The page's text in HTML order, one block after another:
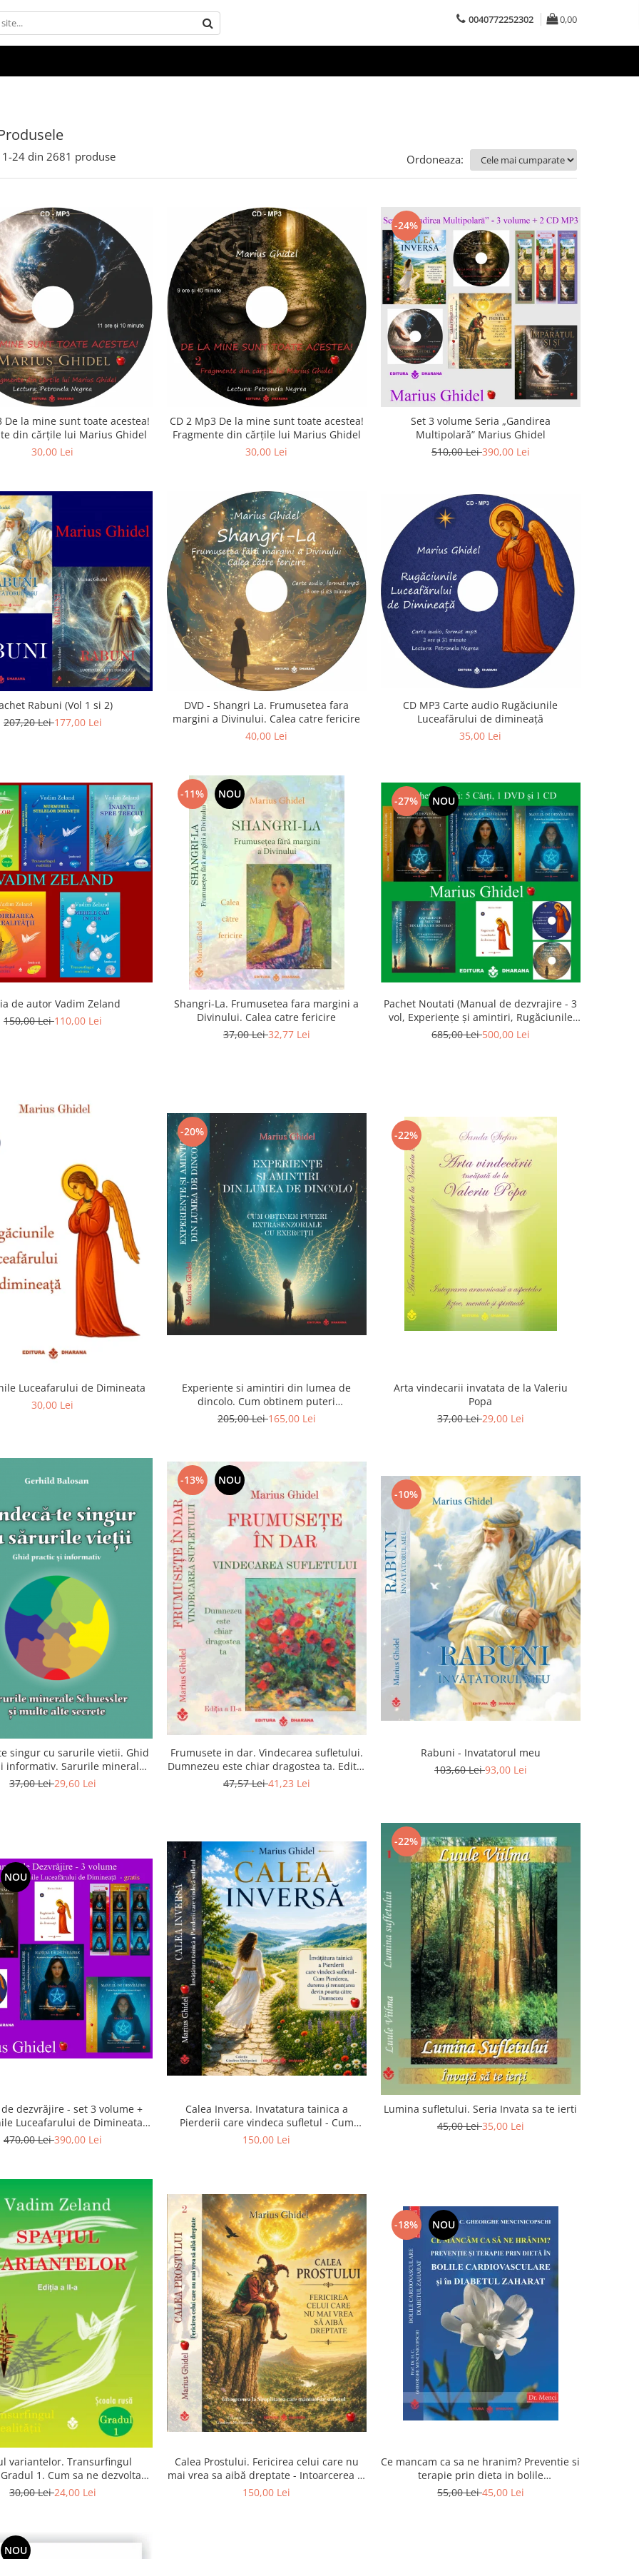
0040772252302 0,00
1-24 din 2681 produse Ordoneaza:
De la mine sunt toate acestea!
din cărțile lui Marius Ghidel
30,00 Lei
CD 2 Mp3 De la mine sunt toate acestea!
Fragmente din cărțile lui Marius Ghidel
30,00 Lei
-24%
Set 3 volume Seria „Gandirea
Multipolară” Marius Ghidel
510,00 Lei390,00 Lei
Rabuni (Vol 1 si 2)
207,20 Lei177,00 Lei
DVD - Shangri La. Frumusetea fara
margini a Divinului. Calea catre fericire
40,00 Lei
CD MP3 Carte audio Rugăciunile
Luceafărului de dimineață
35,00 Lei
de autor Vadim Zeland
150,00 Lei110,00 Lei
-11% NOU
Shangri-La. Frumusetea fara margini a
Divinului. Calea catre fericire
37,00 Lei32,77 Lei
-27% NOU
Pachet Noutati (Manual de dezvrajire - 3
vol, Experiențe și amintiri, Rugăciunile
Luceafarului de dimineata) - Marius
685,00 Lei500,00 Lei
Luceafarului de Dimineata
30,00 Lei
-20%
Experiente si amintiri din lumea de
dincolo. Cum obtinem puteri
extrasenzoriale - cu exercitii
205,00 Lei165,00 Lei
-22%
Arta vindecarii invatata de la Valeriu
Popa
37,00 Lei29,00 Lei
singur cu sarurile vietii. Ghid
informativ. Sarurile minerale
si multe alte secrete
37,00 Lei29,60 Lei
-13% NOU
Frumusete in dar. Vindecarea sufletului.
Dumnezeu este chiar dragostea ta. Editia
a 2-a
47,57 Lei41,23 Lei
-10%
Rabuni - Invatatorul meu
103,60 Lei93,00 Lei
NOU
dezvrăjire - set 3 volume +
Luceafarului de Dimineata -
Gratuit)
470,00 Lei390,00 Lei
Calea Inversa. Invatatura tainica a
Pierderii care vindeca sufletul - Cum
Pierderea, durerea si renuntarea devin
150,00 Lei
-22%
Lumina sufletului. Seria Invata sa te ierti
45,00 Lei35,00 Lei
variantelor. Transurfingul
1. Cum sa ne dezvoltam
si sa ne alegem soarta
30,00 Lei24,00 Lei
Calea Prostului. Fericirea celui care nu
mai vrea sa aibă dreptate - Intoarcerea la
Simplitatea care mantuieste sufletul
150,00 Lei
-18% NOU
Ce mancam ca sa ne hranim? Preventie si
terapie prin dieta in bolile
cardiovasculare si in diabetul zaharat
55,00 Lei45,00 Lei
NOU